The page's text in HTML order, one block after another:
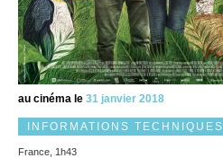
au cinéma le 31 janvier 2018
INFORMATIONS TECHNIQUES
France, 1h43